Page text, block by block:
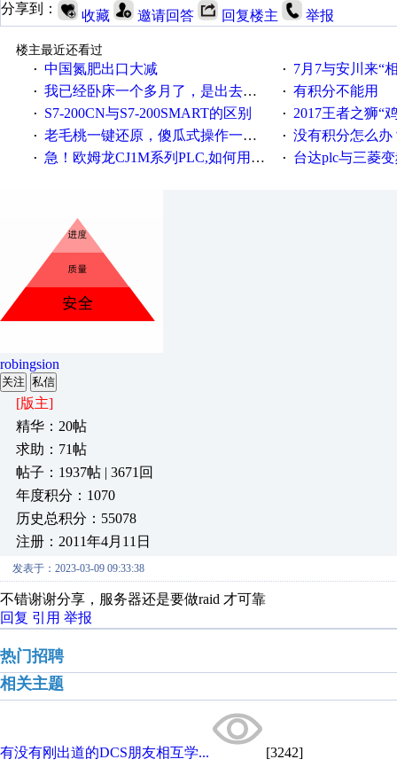
分享到：
收藏 邀请回答 回复楼主 举报
楼主最近还看过
· 中国氮肥出口大减 · 7月7与安川来“
· 我已经卧床一个多月了，是出去安装机械手在高速遭遇车祸所致:大家工作都要特别注意啊 · 有积分不能用
· S7-200CN与S7-200SMART的区别 · 2017王者之狮“鸡”情签到
· 老毛桃一键还原，傻瓜式操作一键轻松备份还原；程序为向导式安装，一键即可实现自动备份或还原系统。 · 没有积分怎么办
· 急！欧姆龙CJ1M系列PLC,如何用时间控制变频器。要求时间在组态王中可以自由输入！拜托各位大神了！ · 台达plc与三菱
robingsion
关注 私信
[版主]
精华：20帖
求助：71帖
帖子：1937帖 | 3671回
年度积分：1070
历史总积分：55078
注册：2011年4月11日
发表于：2023-03-09 09:33:38
不错谢谢分享，服务器还是要做raid 才可靠
回复 引用 举报
热门招聘
相关主题
有没有刚出道的DCS朋友相互学... [3242]